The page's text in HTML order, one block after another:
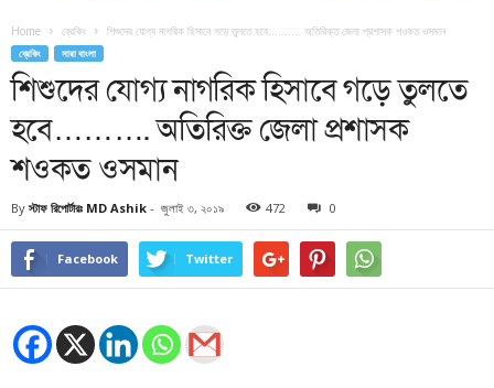
Home ব্রেকিং শিশুদের যোগ্য নাগরিক হিসাবে গড়ে তুলতে হবে………. অতিরিক্ত জেলা প্রশাসক শওকত ওসমান
ব্রেকিং সারা বাংলা
শিশুদের যোগ্য নাগরিক হিসাবে গড়ে তুলতে
হবে………. অতিরিক্ত জেলা প্রশাসক
শওকত ওসমান
By স্টাফ রিপোর্টারঃ MD Ashik - জুলাই ৩, ২০১৯ 472 0
Facebook Twitter